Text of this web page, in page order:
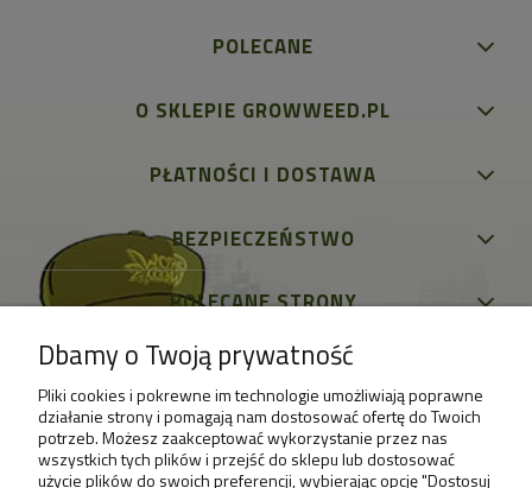
POLECANE
O SKLEPIE GROWWEED.PL
PŁATNOŚCI I DOSTAWA
BEZPIECZEŃSTWO
POLECANE STRONY
Dbamy o Twoją prywatność
Pliki cookies i pokrewne im technologie umożliwiają poprawne
działanie strony i pomagają nam dostosować ofertę do Twoich
potrzeb. Możesz zaakceptować wykorzystanie przez nas
wszystkich tych plików i przejść do sklepu lub dostosować
użycie plików do swoich preferencji, wybierając opcję "Dostosuj